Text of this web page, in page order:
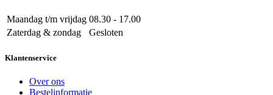
Maandag t/m vrijdag 08.30 - 17.00
Zaterdag & zondag
Gesloten
Klantenservice
Over ons
Bestelinformatie